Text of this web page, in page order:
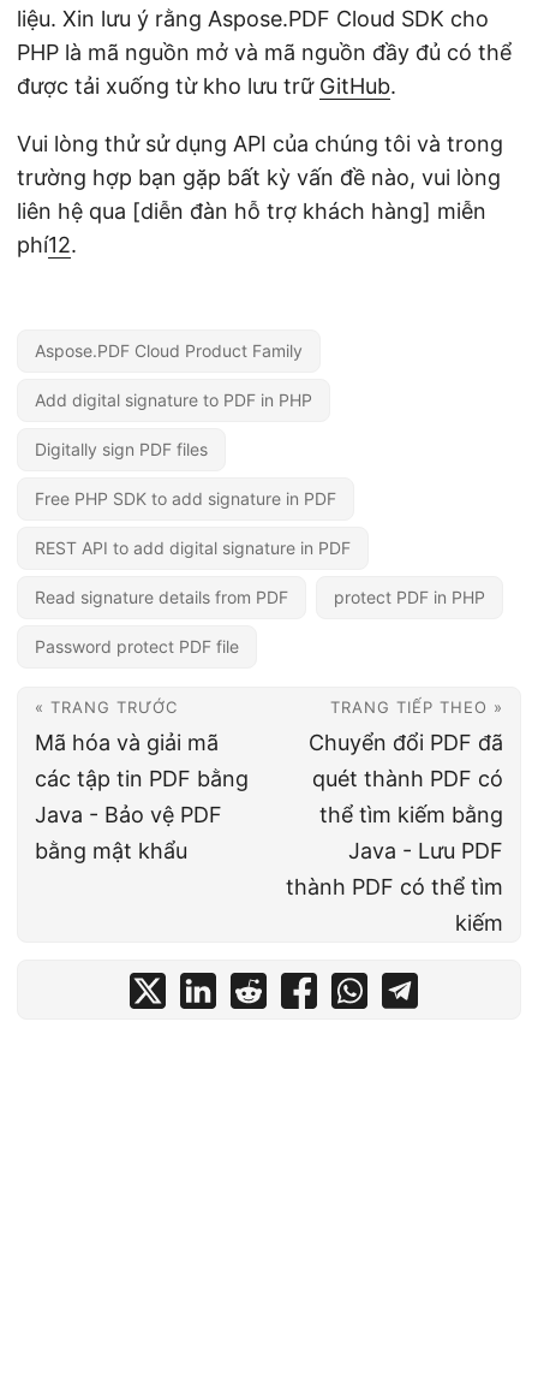
liệu. Xin lưu ý rằng Aspose.PDF Cloud SDK cho
PHP là mã nguồn mở và mã nguồn đầy đủ có thể
được tải xuống từ kho lưu trữ GitHub.
Vui lòng thử sử dụng API của chúng tôi và trong
trường hợp bạn gặp bất kỳ vấn đề nào, vui lòng
liên hệ qua [diễn đàn hỗ trợ khách hàng] miễn
phí12.
Aspose.PDF Cloud Product Family
Add digital signature to PDF in PHP
Digitally sign PDF files
Free PHP SDK to add signature in PDF
REST API to add digital signature in PDF
Read signature details from PDF protect PDF in PHP
Password protect PDF file
« TRANG TRƯỚC
Mã hóa và giải mã
các tập tin PDF bằng
Java - Bảo vệ PDF
bằng mật khẩu
TRANG TIẾP THEO »
Chuyển đổi PDF đã
quét thành PDF có
thể tìm kiếm bằng
Java - Lưu PDF
thành PDF có thể tìm
kiếm